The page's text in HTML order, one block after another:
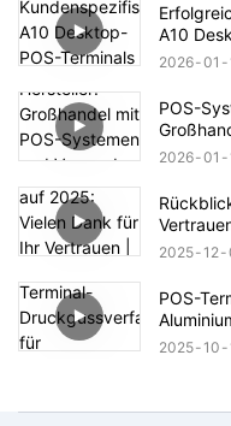
A10
Arabien
2026 01
POS-
nach
2026 01
2025 12
POS-
2025 10